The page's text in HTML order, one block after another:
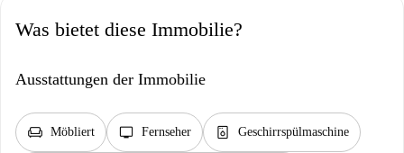
Was bietet diese Immobilie?
Ausstattungen der Immobilie
chair Möbliert tv Fernseher dishwasher_gen Geschirrspülmaschine